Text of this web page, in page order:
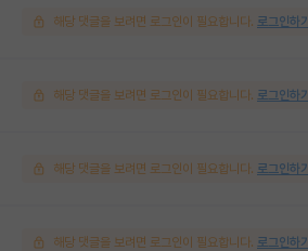
해당 댓글을 보려면 로그인이 필요합니다. 로그인하기
해당 댓글을 보려면 로그인이 필요합니다. 로그인하기
해당 댓글을 보려면 로그인이 필요합니다. 로그인하기
해당 댓글을 보려면 로그인이 필요합니다. 로그인하기